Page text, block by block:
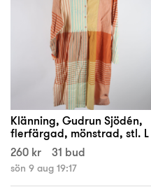
Klänning, Gudrun Sjödén,
flerfärgad, mönstrad, stl. L
260 kr
31 bud
sön 9 aug 19:17